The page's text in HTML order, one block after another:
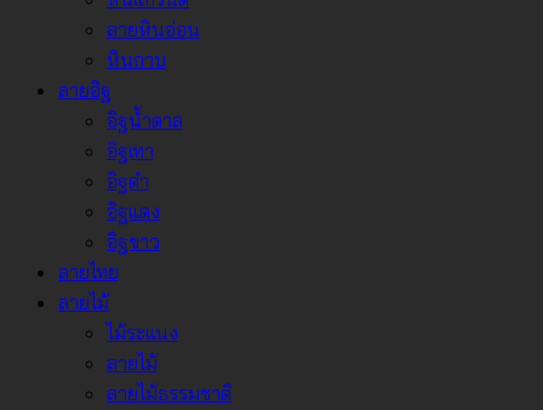
ลายหินอ่อน
หินกาบ
ลายอิฐ
อิฐน้ำตาล
อิฐเทา
อิฐดำ
อิฐแดง
อิฐขาว
ลายไทย
ลายไม้
ไม้ระแนง
ลายไม้
ลายไม้ธรรมชาติ